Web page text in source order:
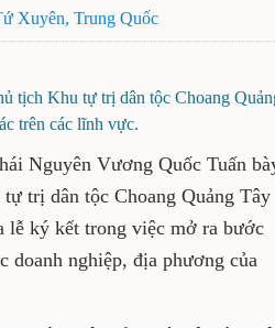
và Chủ tịch Khu tự trị dân tộc
hợp tác trên các lĩnh vực.
tỉnh Thái Nguyên Vương
gặp gỡ Chủ tịch Khu tự trị
nhấn mạnh ý nghĩa quan
triển mới trong hợp tác